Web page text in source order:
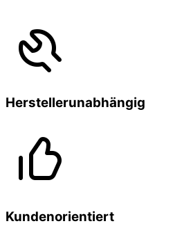
Herstellerunabhängig
Kundenorientiert